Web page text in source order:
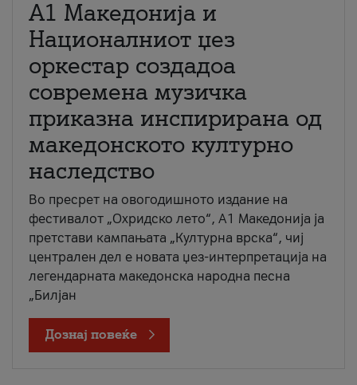
А1 Македонија и
Националниот џез
оркестар создадоа
современа музичка
приказна инспирирана од
македонското културно
наследство
Во пресрет на овогодишното издание на
фестивалот „Охридско лето“, А1 Македонија ја
претстави кампањата „Културна врска“, чиј
централен дел е новата џез-интерпретација на
легендарната македонска народна песна
„Билјан
Дознај повеќе